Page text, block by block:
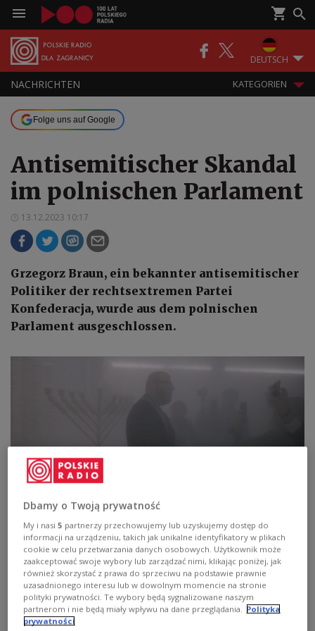
DEUTSCH
NACHRICHTEN KATEGORIEN
Folge uns auf Google
Antisemitischer Skandal
im polnischen Parlament
13.12.2023 10:17
Grzegorz Braun, ein bekannter antisemitischer
Politiker der rechtsextremen Partei
Konfederacja, wurde aus dem polnischen
Parlament ausgeschlossen.
Skandal w Sejmie. Kard. Ryś: jest mi wstyd, przepraszam całą społeczność
Żydów w Polsce
PAP/Marcin Obara
Während einer polnisch-jüdischen Zeremonie im
Parlament benutzte er einen Feuerlöscher, um die
Chanukka-Kerzen zu löschen. Auf einem in den
sozialen Medien veröffentlichten Video ist zu
Dbamy o Twoją prywatność
My i nasi5 partnerzy przechowujemy lub uzyskujemy dostęp do
informacji na urządzeniu, takich jak unikalne identyfikatory w plikach
cookie w celu przetwarzania danych osobowych. Użytkownik może
zaakceptować swoje wybory lub zarządzać nimi, klikając poniżej, jak
również skorzystać z prawa do sprzeciwu na podstawie prawnie
uzasadnionego interesu lub w dowolnym momencie na stronie
polityki prywatności. Te wybory będą sygnalizowane naszym
partnerom i nie będą miały wpływu na dane przeglądania.
Polityka
prywatności